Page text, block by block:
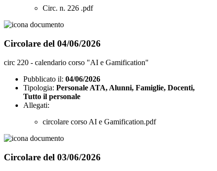
Circ. n. 226 .pdf
Circolare del 04/06/2026
circ 220 - calendario corso "AI e Gamification"
Pubblicato il: 04/06/2026
Tipologia: Personale ATA, Alunni, Famiglie, Docenti,
Tutto il personale
Allegati:
circolare corso AI e Gamification.pdf
Circolare del 03/06/2026